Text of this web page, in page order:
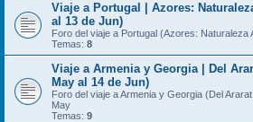
Viaje a Portugal | Azores:
al 13 de Jun)
Foro del viaje a Portugal (Azores: Naturaleza
Temas: 8
Viaje a Armenia y Georgia | Del
May al 14 de Jun)
Foro del viaje a Armenia y Georgia (Del
May
Temas: 9